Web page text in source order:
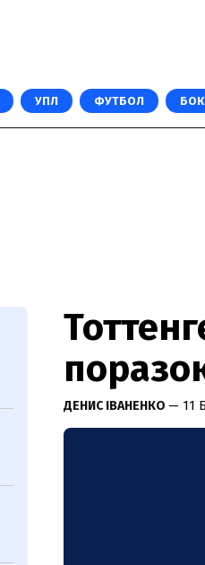
УПЛ ФУТБОЛ
ДЕНИС ІВАНЕНКО — 11